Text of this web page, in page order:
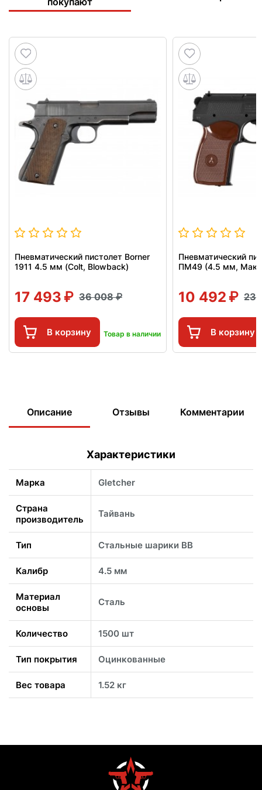
Пневматический пистолет Borner
1911 4.5 мм (Colt, Blowback)
17 493 36 008
В корзину Товар в наличии
Пневматический
ПМ49 (4.5 мм,
10 492 23
В корзину
Описание Отзывы Комментарии
Характеристики
Марка Gletcher
Страна
производитель
Тайвань
Тип Стальные шарики BB
Калибр 4.5 мм
Материал
основы
Сталь
Количество 1500 шт
Тип покрытия Оцинкованные
Вес товара 1.52 кг